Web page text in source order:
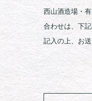
西山酒造場・
合わせは、下
記入の上、お送